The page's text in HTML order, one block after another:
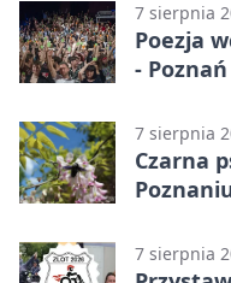
7 sierpnia
Poezja
-
7 sierpnia
Czarna
7 sierpnia